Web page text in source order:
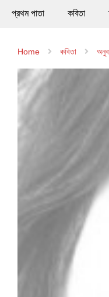
প্রথম পাতা কবিতা
Home কবিতা